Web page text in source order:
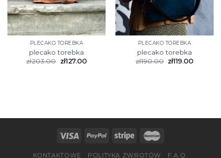
PLECAKO TOREBKA
plecako torebka
zł203.00 zł127.00
PLECAKO TOREBKA
plecako torebka
zł190.00 zł119.00
KONTAKTOWE POLITYKA ZWROTÓW F.A.Q